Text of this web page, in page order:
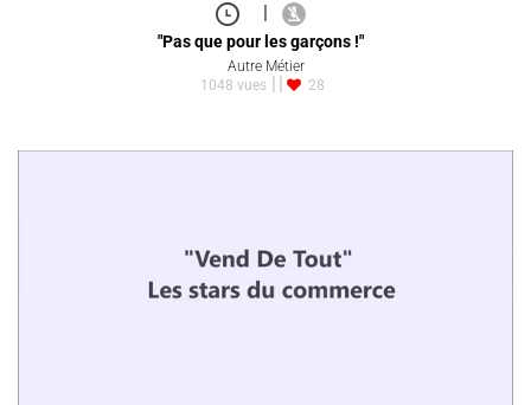
|
"Pas que pour les garçons !"
Autre Métier
1048 vues
28